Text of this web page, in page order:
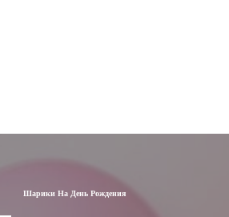
Шарики На День Рождения